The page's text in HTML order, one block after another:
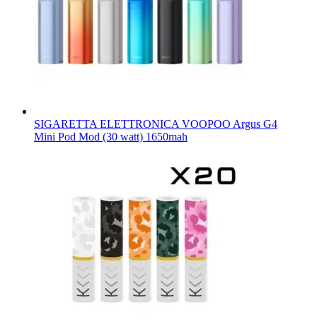
SIGARETTA ELETTRONICA VOOPOO Argus G4
Mini Pod Mod (30 watt) 1650mah